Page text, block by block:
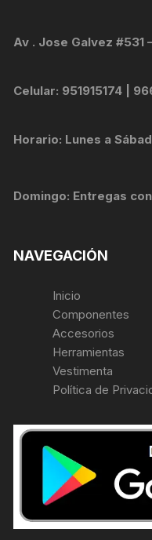
Av . Jose Galvez #531
Celular: 951915174 |
Horario: Lunes a
Domingo: Entregas
NAVEGACIÓN
Inicio
Componentes
Accesorios
Herramientas
Vestimenta
Política de